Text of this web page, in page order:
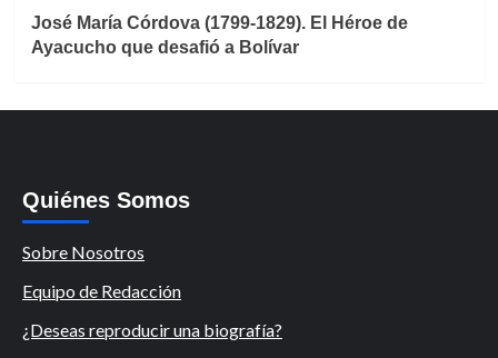
José María Córdova (1799-1829). El Héroe de
Ayacucho que desafió a Bolívar
Quiénes Somos
Sobre Nosotros
Equipo de Redacción
¿Deseas reproducir una biografía?